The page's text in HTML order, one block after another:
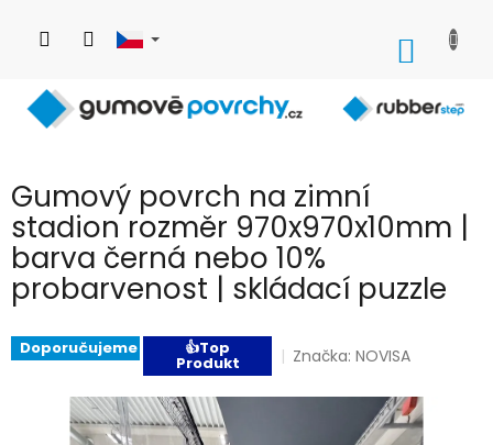
obsah
Gumový povrch na zimní
stadion rozměr 970x970x10mm |
barva černá nebo 10%
probarvenost | skládací puzzle
Doporučujeme 👍Top
Produkt Značka:NOVISA